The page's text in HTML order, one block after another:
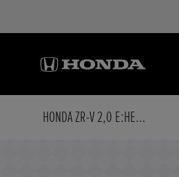
HONDA ZR-V 2,0 E:HEV SPORT NAVI/LED/KAMERA